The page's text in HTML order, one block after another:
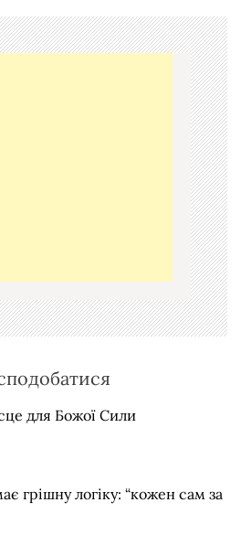
для Божої Сили
грішну логіку: “кожен сам за